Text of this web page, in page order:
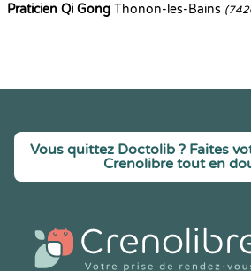
Praticien Qi Gong Thonon-les-Bains
Vous quittez Doctolib ? Faites
Crenolibre tout en